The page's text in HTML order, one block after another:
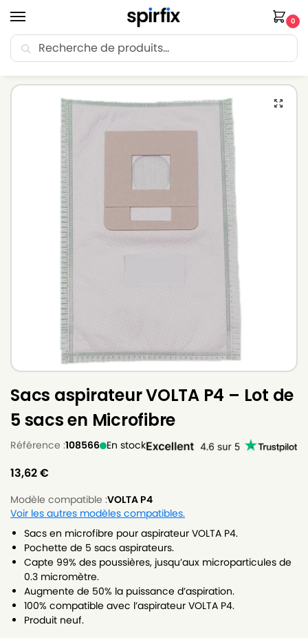
0
🚚 Livraison Point Relais offerte dès 30€ d’achat.
Sacs aspirateur VOLTA P4 – Lot de
5 sacs en Microfibre
Référence :108566 En stock
13,62€
Modèle compatible :VOLTA P4
Voir les autres modèles compatibles.
Sacs en microfibre pour aspirateur VOLTA P4.
Pochette de 5 sacs aspirateurs.
Capte 99% des poussières, jusqu’aux microparticules de
0.3 micromètre.
Augmente de 50% la puissance d’aspiration.
100% compatible avec l’aspirateur VOLTA P4.
Produit neuf.